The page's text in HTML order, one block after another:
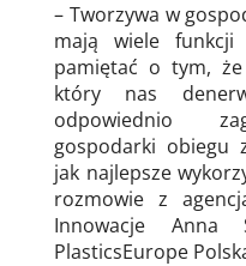
– Tworzywa w
mają wiele
pamiętać o tym,
który nas
odpowiednio
gospodarki obiegu
jak najlepsze
rozmowie z
Innowacje Anna
PlasticsEurope